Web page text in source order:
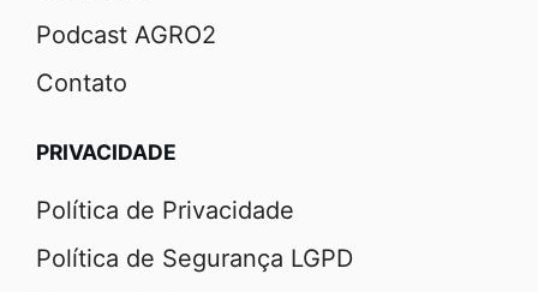
Podcast AGRO2
Contato
PRIVACIDADE
Política de Privacidade
Política de Segurança LGPD